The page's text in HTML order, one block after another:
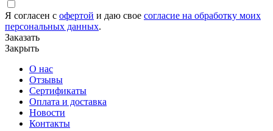
Я согласен с офертой и даю свое согласие на обработку моих
персональных данных.
Заказать
Закрыть
О нас
Отзывы
Сертификаты
Оплата и доставка
Новости
Контакты